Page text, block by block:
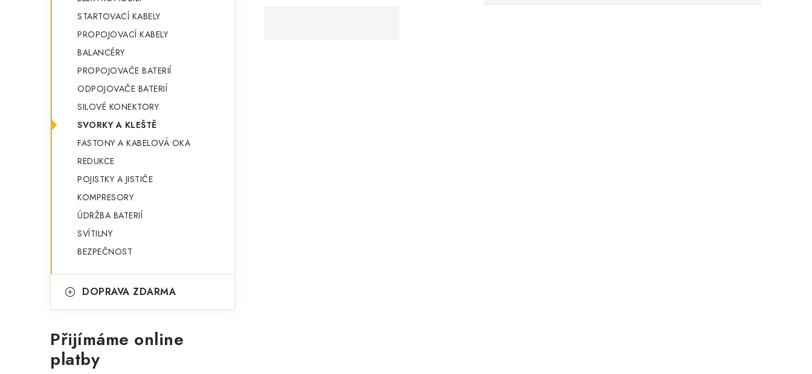
STARTOVACÍ KABELY
PROPOJOVACÍ KABELY
BALANCÉRY
PROPOJOVAČE BATERIÍ
ODPOJOVAČE BATERIÍ
SILOVÉ KONEKTORY
SVORKY A KLEŠTĚ
FASTONY A KABELOVÁ OKA
REDUKCE
POJISTKY A JISTIČE
KOMPRESORY
ÚDRŽBA BATERIÍ
SVÍTILNY
BEZPEČNOST
DOPRAVA ZDARMA
Přijímáme online
platby